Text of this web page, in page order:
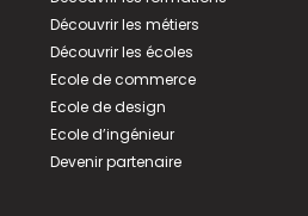
Découvrir les métiers
Découvrir les écoles
Ecole de commerce
Ecole de design
Ecole d’ingénieur
Devenir partenaire